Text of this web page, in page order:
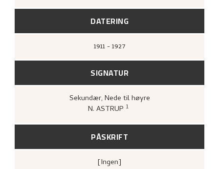
1880–1928. Mindeutstilling(Bergen: A/S
John Griegs Boktrykkeri, Bergens
kunstforening, 1928),
DATERING
1911 - 1927
SIGNATUR
Sekundær, Nede til høyre
N. ASTRUP 1
1880–1928. Mindeutstilling(Bergen: A/S
John Griegs Boktrykkeri, Bergens
kunstforening, 1928),17.
PÅSKRIFT
[ingen]